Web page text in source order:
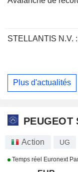
STELLANTIS N.V.
Plus d'actualités
PEUGEOT
Action UG
Temps réel Euronext